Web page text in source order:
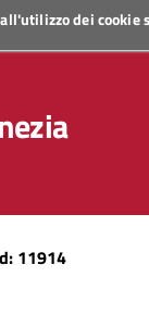
dei
11914